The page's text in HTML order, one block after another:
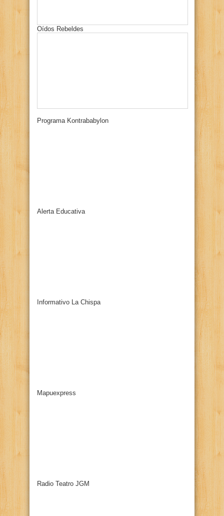
Oídos Rebeldes
Programa Kontrababylon
Alerta Educativa
Informativo La Chispa
Mapuexpress
Radio Teatro JGM